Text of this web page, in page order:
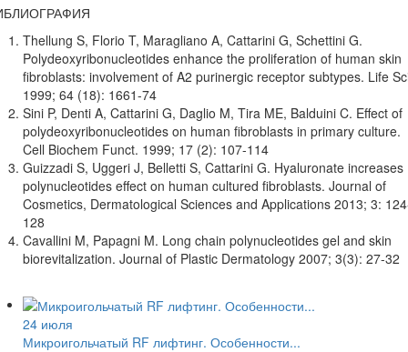
Thellung S, Florio T, Maragliano A, Cattarini G, Schettini G.
Polydeoxyribonucleotides enhance the proliferation of human skin
fibroblasts: involvement of A2 purinergic receptor subtypes. Life
1999; 64 (18): 1661-74
Sini P, Denti A, Cattarini G, Daglio M, Tira ME, Balduini C. Effect of
polydeoxyribonucleotides on human fibroblasts in primary culture.
Cell Biochem Funct. 1999; 17 (2): 107-114
Guizzadi S, Uggeri J, Belletti S, Cattarini G. Hyaluronate increases
polynucleotides effect on human cultured fibroblasts. Journal of
Cosmetics, Dermatological Sciences and Applications 2013; 3:
128
Cavallini M, Papagni M. Long chain polynucleotides gel and skin
biorevitalization. Journal of Plastic Dermatology 2007; 3(3): 27-32
24 июля
Микроигольчатый RF лифтинг. Особенности...